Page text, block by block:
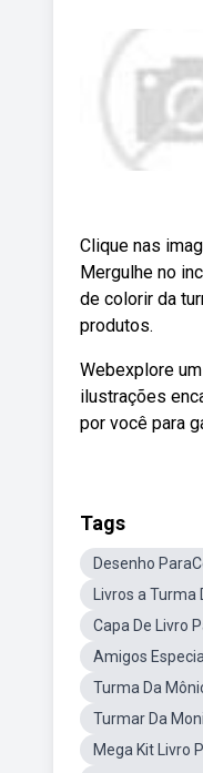
Clique nas
Mergulhe no
de colorir da
produtos.
Webexplore
ilustrações
por você para
Tags
Desenho
Livros a
Capa De Livro
Amigos
Turma Da
Turmar Da
Mega Kit Livro